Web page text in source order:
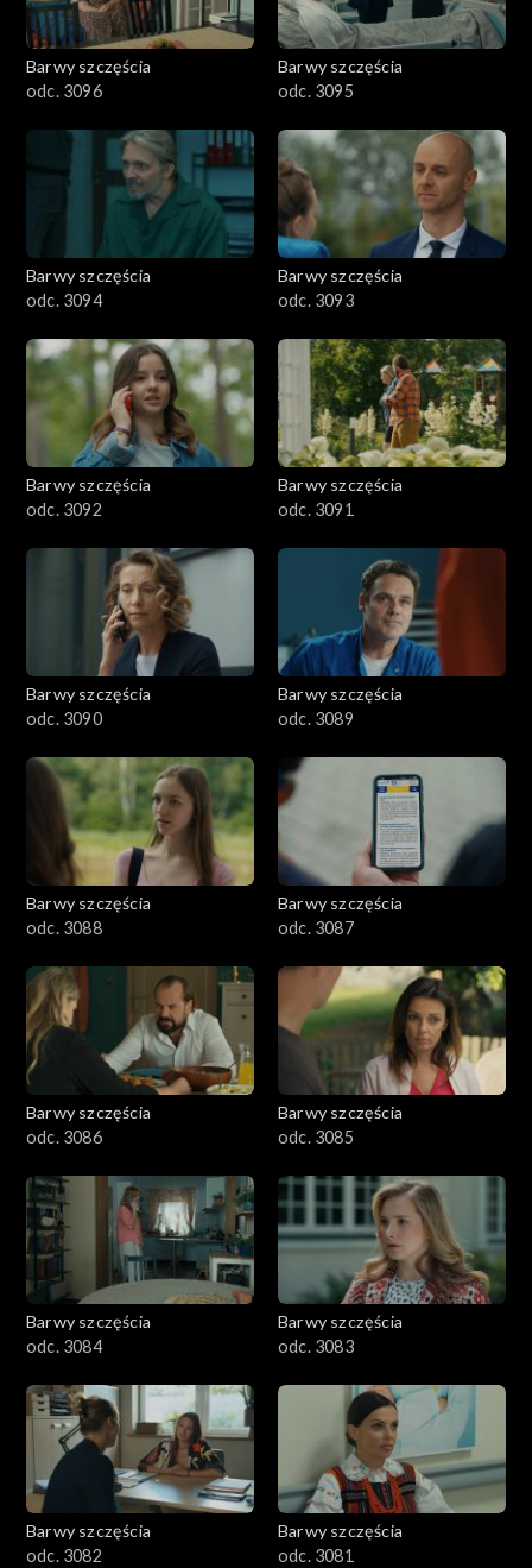
2401–2500
2301–2400
2201–2300
2101–2200
2001–2100
1801–1900
1701–1800
1601–1700
1501–1600
1401–1500
1301–1400
1101–1200
1001–1100
901–1000
801–900
782–800
Barwy szczęścia
odc. 3096
Barwy szczęścia
odc. 3095
Barwy szczęścia
odc. 3094
Barwy szczęścia
odc. 3093
Barwy szczęścia
odc. 3092
Barwy szczęścia
odc. 3091
Barwy szczęścia
odc. 3090
Barwy szczęścia
odc. 3089
Barwy szczęścia
odc. 3088
Barwy szczęścia
odc. 3087
Barwy szczęścia
odc. 3086
Barwy szczęścia
odc. 3085
Barwy szczęścia
odc. 3084
Barwy szczęścia
odc. 3083
Barwy szczęścia
odc. 3082
Barwy szczęścia
odc. 3081